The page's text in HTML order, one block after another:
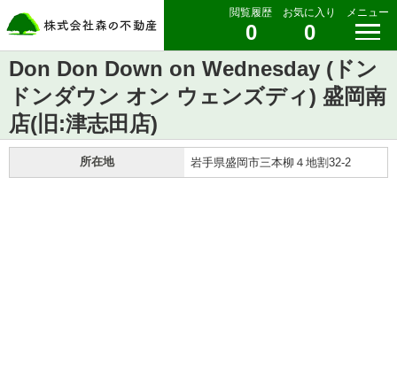
閲覧履歴
0
お気に入り
0
メニュー
Don Don Down on Wednesday (ドン
ドンダウン オン ウェンズディ) 盛岡南
店(旧:津志田店)
所在地 岩手県盛岡市三本柳４地割32-2